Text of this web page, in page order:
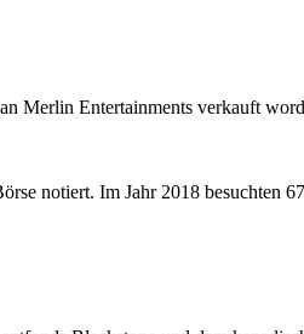
Merlin Entertainments verkauft
notiert. Im Jahr 2018